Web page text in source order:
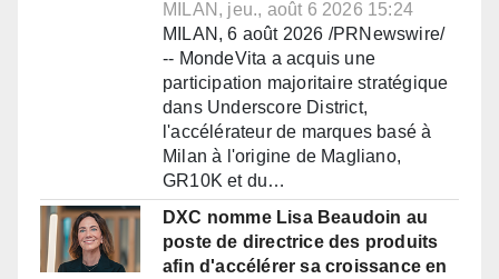
MILAN, jeu., août 6 2026 15:24
MILAN, 6 août 2026 /PRNewswire/
-- MondeVita a acquis une
participation majoritaire stratégique
dans Underscore District,
l'accélérateur de marques basé à
Milan à l'origine de Magliano,
GR10K et du…
DXC nomme Lisa Beaudoin au
poste de directrice des produits
afin d'accélérer sa croissance en